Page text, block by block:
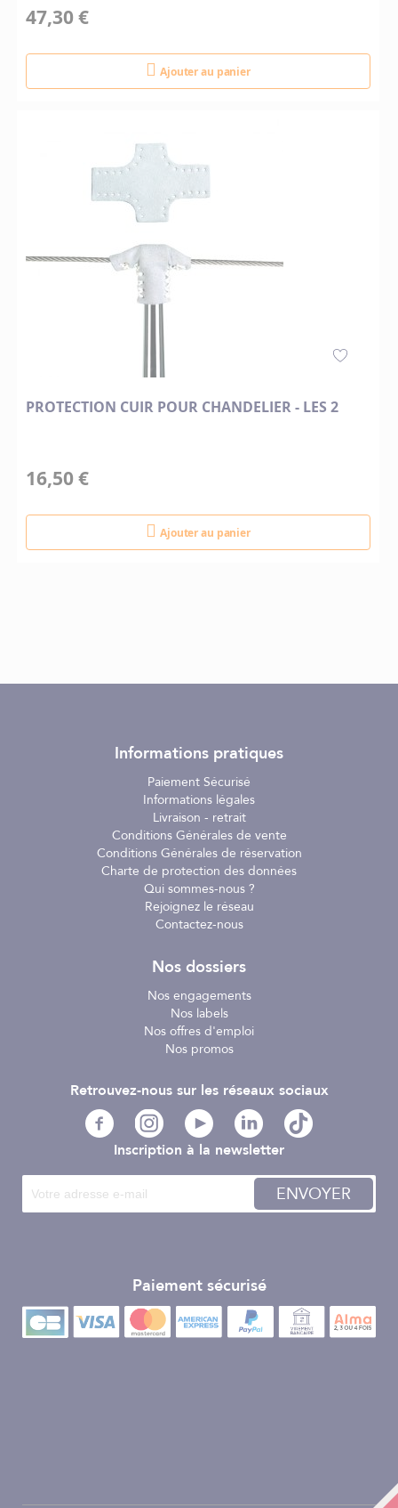
47,30 €
Ajouter au panier
PROTECTION CUIR POUR CHANDELIER - LES 2
16,50 €
Ajouter au panier
Informations pratiques
Paiement Sécurisé
Informations légales
Livraison - retrait
Conditions Générales de vente
Conditions Générales de réservation
Charte de protection des données
Qui sommes-nous ?
Rejoignez le réseau
Contactez-nous
Nos dossiers
Nos engagements
Nos labels
Nos offres d'emploi
Nos promos
Inscription à la newsletter
ENVOYER
Paiement sécurisé
Retrouvez-nous sur les réseaux sociaux